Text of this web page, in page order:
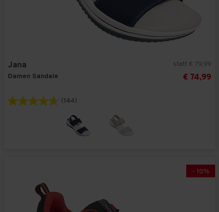
Jana
Damen Sandale
statt € 79,99
€ 74,99
(144)
- 10%